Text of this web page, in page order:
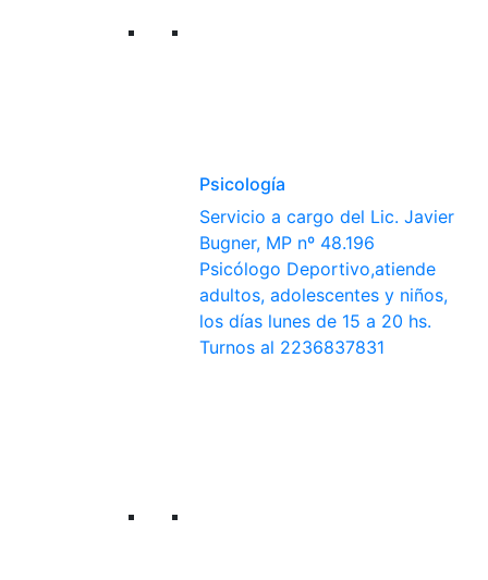
Psicología
Servicio a cargo del Lic. Javier
Bugner, MP nº 48.196
Psicólogo Deportivo,atiende
adultos, adolescentes y niños,
los días lunes de 15 a 20 hs.
Turnos al 2236837831